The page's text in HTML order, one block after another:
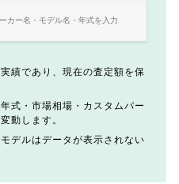
績であり、現在の査定額を保
式・市場相場・カスタムパー
動します。
デルはデータが表示されない